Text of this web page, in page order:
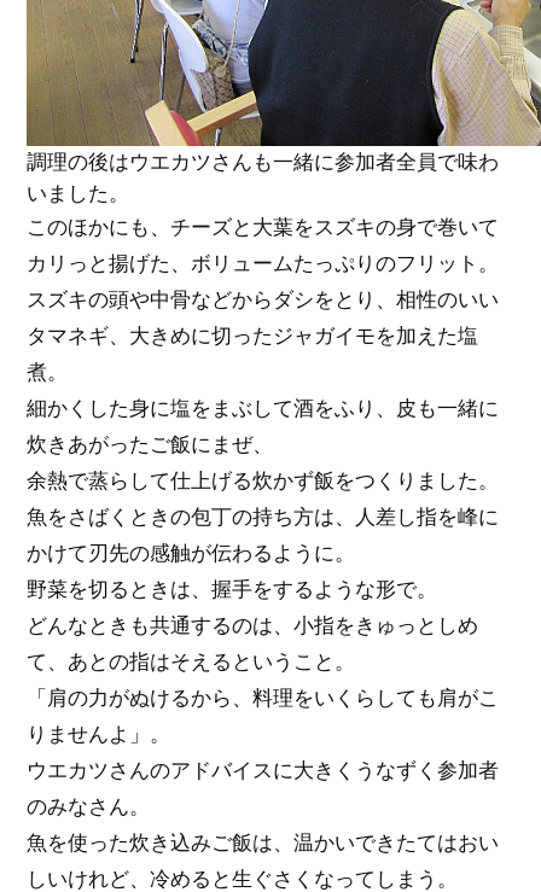
調理の後はウエカツさんも一緒に参加者全員で味わ
いました。
このほかにも、チーズと大葉をスズキの身で巻いて
カリっと揚げた、ボリュームたっぷりのフリット。
スズキの頭や中骨などからダシをとり、相性のいい
タマネギ、大きめに切ったジャガイモを加えた塩
煮。
細かくした身に塩をまぶして酒をふり、皮も一緒に
炊きあがったご飯にまぜ、
余熱で蒸らして仕上げる炊かず飯をつくりました。
魚をさばくときの包丁の持ち方は、人差し指を峰に
かけて刃先の感触が伝わるように。
野菜を切るときは、握手をするような形で。
どんなときも共通するのは、小指をきゅっとしめ
て、あとの指はそえるということ。
「肩の力がぬけるから、料理をいくらしても肩がこ
りませんよ」。
ウエカツさんのアドバイスに大きくうなずく参加者
のみなさん。
魚を使った炊き込みご飯は、温かいできたてはおい
しいけれど、冷めると生ぐさくなってしまう。